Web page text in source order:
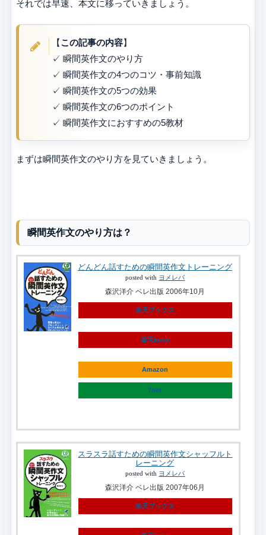
それでは早速、本文に移っていきましょう。
【この記事の内容】
✓ 瞬間英作文のやり方
✓ 瞬間英作文の4つのコツ・事前知識
✓ 瞬間英作文の5つの効果
✓ 瞬間英作文の6つのポイント
✓ 瞬間英作文におすすめの5教材
まずは瞬間英作文のやり方を見ていきましょう。
瞬間英作文のやり方は？
どんどん話すための瞬間英作文トレーニング
posted with ヨメレバ
森沢洋介 ベレ出版 2006年10月
楽天ブックス
楽天kobo
Amazon
7net
スラスラ話すための瞬間英作文シャッフルト
レーニング
posted with ヨメレバ
森沢洋介 ベレ出版 2007年06月
楽天ブックス